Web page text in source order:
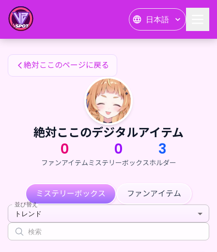
日本語
絶対ここのファンアイテム
絶対ここのページに戻る
絶対ここのデジタルアイテム
0
ファンアイテム
0
ミステリーボックス
3
ホルダー
ミステリーボックス ファンアイテム
並び替え
トレンド
絶対ここのファンアイテム — 24karat